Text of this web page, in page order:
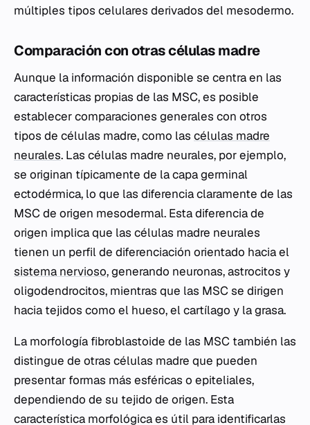
múltiples tipos celulares derivados del mesodermo.
Comparación con otras células madre
Aunque la información disponible se centra en las
características propias de las MSC, es posible
establecer comparaciones generales con otros
tipos de células madre, como las células madre
neurales. Las células madre neurales, por ejemplo,
se originan típicamente de la capa germinal
ectodérmica, lo que las diferencia claramente de las
MSC de origen mesodermal. Esta diferencia de
origen implica que las células madre neurales
tienen un perfil de diferenciación orientado hacia el
sistema nervioso, generando neuronas, astrocitos y
oligodendrocitos, mientras que las MSC se dirigen
hacia tejidos como el hueso, el cartílago y la grasa.
La morfología fibroblastoide de las MSC también las
distingue de otras células madre que pueden
presentar formas más esféricas o epiteliales,
dependiendo de su tejido de origen. Esta
característica morfológica es útil para identificarlas